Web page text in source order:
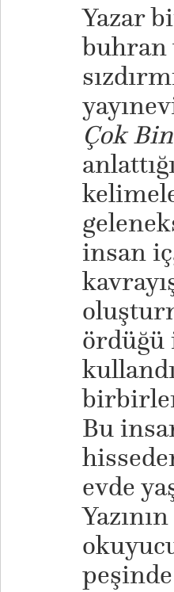
Yazar
buhran
Çok
insan
ördüğü
Bu
evde